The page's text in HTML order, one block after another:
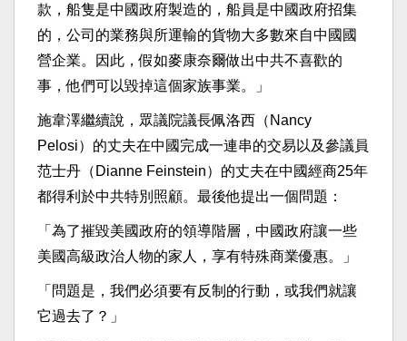
款，船隻是中國政府製造的，船員是中國政府招集
的，公司的業務與所運輸的貨物大多數來自中國國
營企業。因此，假如麥康奈爾做出中共不喜歡的
事，他們可以毀掉這個家族事業。」
施韋澤繼續說，眾議院議長佩洛西（Nancy
Pelosi）的丈夫在中國完成一連串的交易以及參議員
范士丹（Dianne Feinstein）的丈夫在中國經商25年
都得利於中共特別照顧。最後他提出一個問題：
「為了摧毀美國政府的領導階層，中國政府讓一些
美國高級政治人物的家人，享有特殊商業優惠。」
「問題是，我們必須要有反制的行動，或我們就讓
它過去了？」